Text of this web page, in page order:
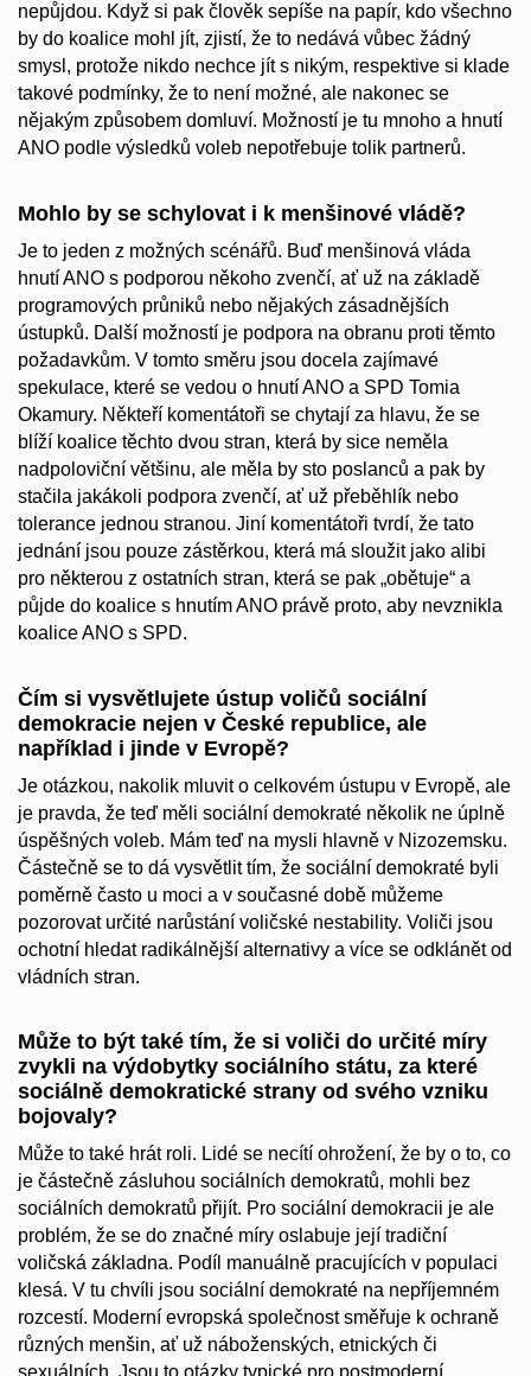
nepůjdou. Když si pak člověk sepíše na papír, kdo všechno
by do koalice mohl jít, zjistí, že to nedává vůbec žádný
smysl, protože nikdo nechce jít s nikým, respektive si klade
takové podmínky, že to není možné, ale nakonec se
nějakým způsobem domluví. Možností je tu mnoho a hnutí
ANO podle výsledků voleb nepotřebuje tolik partnerů.
Mohlo by se schylovat i k menšinové vládě?
Je to jeden z možných scénářů. Buď menšinová vláda
hnutí ANO s podporou někoho zvenčí, ať už na základě
programových průniků nebo nějakých zásadnějších
ústupků. Další možností je podpora na obranu proti těmto
požadavkům. V tomto směru jsou docela zajímavé
spekulace, které se vedou o hnutí ANO a SPD Tomia
Okamury. Někteří komentátoři se chytají za hlavu, že se
blíží koalice těchto dvou stran, která by sice neměla
nadpoloviční většinu, ale měla by sto poslanců a pak by
stačila jakákoli podpora zvenčí, ať už přeběhlík nebo
tolerance jednou stranou. Jiní komentátoři tvrdí, že tato
jednání jsou pouze zástěrkou, která má sloužit jako alibi
pro některou z ostatních stran, která se pak „obětuje“ a
půjde do koalice s hnutím ANO právě proto, aby nevznikla
koalice ANO s SPD.
Čím si vysvětlujete ústup voličů sociální
demokracie nejen v České republice, ale
například i jinde v Evropě?
Je otázkou, nakolik mluvit o celkovém ústupu v Evropě, ale
je pravda, že teď měli sociální demokraté několik ne úplně
úspěšných voleb. Mám teď na mysli hlavně v Nizozemsku.
Částečně se to dá vysvětlit tím, že sociální demokraté byli
poměrně často u moci a v současné době můžeme
pozorovat určité narůstání voličské nestability. Voliči jsou
ochotní hledat radikálnější alternativy a více se odklánět od
vládních stran.
Může to být také tím, že si voliči do určité míry
zvykli na výdobytky sociálního státu, za které
sociálně demokratické strany od svého vzniku
bojovaly?
Může to také hrát roli. Lidé se necítí ohrožení, že by o to, co
je částečně zásluhou sociálních demokratů, mohli bez
sociálních demokratů přijít. Pro sociální demokracii je ale
problém, že se do značné míry oslabuje její tradiční
voličská základna. Podíl manuálně pracujících v populaci
klesá. V tu chvíli jsou sociální demokraté na nepříjemném
rozcestí. Moderní evropská společnost směřuje k ochraně
různých menšin, ať už náboženských, etnických či